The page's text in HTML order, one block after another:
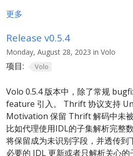
更多
Release v0.5.4
Monday, August 28, 2023 in Volo
项目: Volo
Volo 0.5.4 版本中，除了常规
feature 引入。 Thrift 协议支持
Motivation 保留 Thrift 解码中未
比如代理使用IDL的子集解析完整
将保留成为未识别字段，并透传到
必要的 IDL 更新或者只解析关心